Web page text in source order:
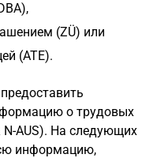
(ZÜ) или
(ATE).
о трудовых
N-AUS). На следующих
информацию,